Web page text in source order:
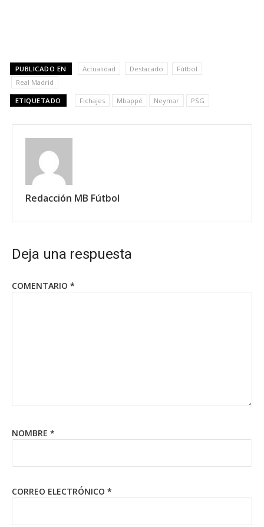
PUBLICADO EN Actualidad Destacado
Fútbol
Real Madrid
ETIQUETADO Fichajes Mbappé Neymar PSG
Redacción MB Fútbol
Deja una respuesta
COMENTARIO *
NOMBRE *
CORREO ELECTRÓNICO *